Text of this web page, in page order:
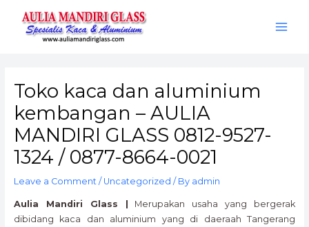
content
Toko kaca dan aluminium
kembangan – AULIA
MANDIRI GLASS 0812-9527-
1324 / 0877-8664-0021
Leave a Comment / Uncategorized / By admin
Aulia Mandiri Glass | Merupakan usaha yang bergerak
dibidang kaca dan aluminium yang di daeraah Tangerang
navigation